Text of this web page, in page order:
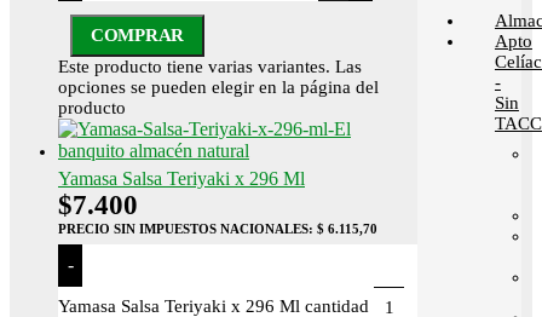
COMPRAR
Este producto tiene varias variantes. Las
opciones se pueden elegir en la página del
producto
Yamasa Salsa Teriyaki x 296 Ml
$7.400
PRECIO SIN IMPUESTOS NACIONALES: $ 6.115,70
-
Yamasa Salsa Teriyaki x 296 Ml cantidad
Apto
-
Sin
TACC